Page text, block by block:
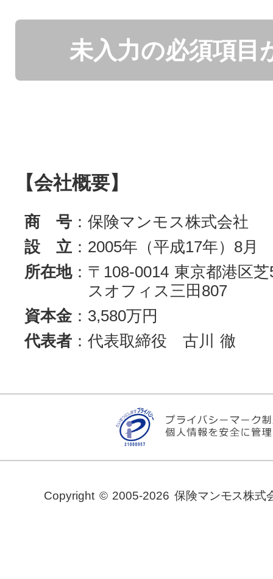
未入力の必須項目
【会社概要】
商 号：保険マンモス株式会社
設 立：2005年（平成17年）8月
所在地：〒108-0014 東京都港区
スオフィス三田807
資本金：3,580万円
代表者：代表取締役 古川 徹
Copyright © 2005-2026 保険マンモス株式